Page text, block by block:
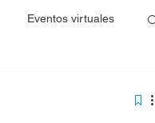
Eventos virtuales